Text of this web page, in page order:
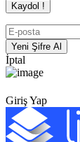
İptal
Giriş Yap